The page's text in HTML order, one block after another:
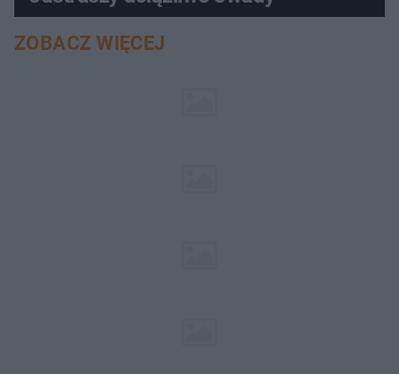
ZOBACZ WIĘCEJ